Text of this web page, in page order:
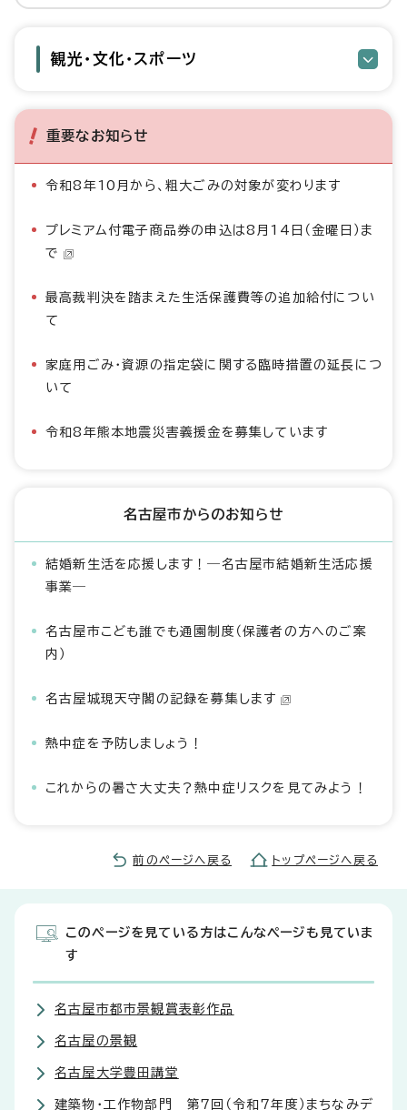
観光・文化・スポーツ
重要なお知らせ
令和8年10月から、粗大ごみの対象が変わります
プレミアム付電子商品券の申込は8月14日（金曜日）ま
で
最高裁判決を踏まえた生活保護費等の追加給付につい
て
家庭用ごみ・資源の指定袋に関する臨時措置の延長につ
いて
令和8年熊本地震災害義援金を募集しています
名古屋市からのお知らせ
結婚新生活を応援します！―名古屋市結婚新生活応援
事業―
名古屋市こども誰でも通園制度（保護者の方へのご案
内）
名古屋城現天守閣の記録を募集します
熱中症を予防しましょう！
これからの暑さ大丈夫？熱中症リスクを見てみよう！
前のページへ戻る トップページへ戻る
このページを見ている方はこんなページも見ていま
す
名古屋市都市景観賞表彰作品
名古屋の景観
名古屋大学豊田講堂
建築物・工作物部門 第7回（令和7年度）まちなみデ